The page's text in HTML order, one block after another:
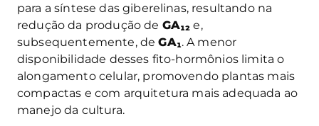
para a síntese das giberelinas, resultando na
redução da produção de GA₁₂ e,
subsequentemente, deGA₁. A menor
disponibilidade desses fito-hormônios limita o
alongamento celular, promovendo plantas mais
compactas e com arquitetura mais adequada ao
manejo da cultura.